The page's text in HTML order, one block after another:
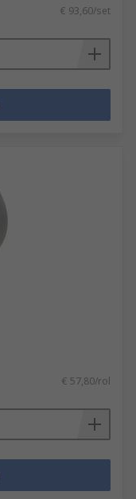
€ 93,60/set
€ 57,80/rol